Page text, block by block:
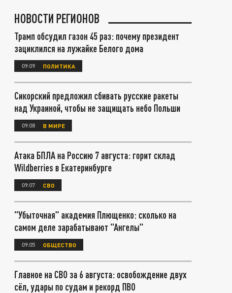
НОВОСТИ РЕГИОНОВ
Трамп обсудил газон 45 раз: почему президент
зациклился на лужайке Белого дома
09:09 ПОЛИТИКА
Сикорский предложил сбивать русские ракеты
над Украиной, чтобы не защищать небо Польши
09:08 В МИРЕ
Атака БПЛА на Россию 7 августа: горит склад
Wildberries в Екатеринбурге
09:07 СВО
"Убыточная" академия Плющенко: сколько на
самом деле зарабатывают "Ангелы"
09:05 ОБЩЕСТВО
Главное на СВО за 6 августа: освобождение двух
сёл, удары по судам и рекорд ПВО